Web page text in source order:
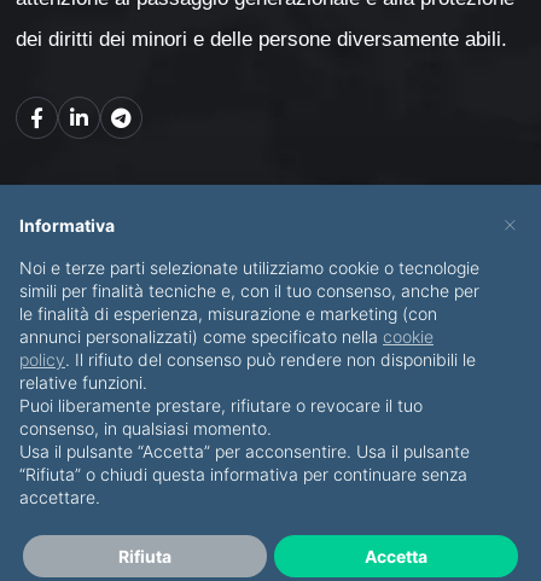
dei diritti dei minori e delle persone diversamente abili.
CHI SONO SERVIZI
BLOG CONTATTI
© Copyright 2012-2026 Piero Di Bello & Partners
Tutti i diritti riservati
P.IVA IT07911820723
×
Informativa
Noi e terze parti selezionate utilizziamo cookie o tecnologie
simili per finalità tecniche e, con il tuo consenso, anche per
le finalità di esperienza, misurazione e marketing (con
annunci personalizzati) come specificato nella cookie
policy. Il rifiuto del consenso può rendere non disponibili le
relative funzioni.
Puoi liberamente prestare, rifiutare o revocare il tuo
consenso, in qualsiasi momento.
Usa il pulsante “Accetta” per acconsentire. Usa il pulsante
“Rifiuta” o chiudi questa informativa per continuare senza
accettare.
Rifiuta Accetta